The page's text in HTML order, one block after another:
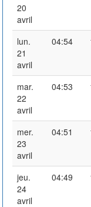
20
avril
lun.
21
avril
04:54
mar.
22
avril
04:53
mer.
23
avril
04:51
jeu.
24
avril
04:49